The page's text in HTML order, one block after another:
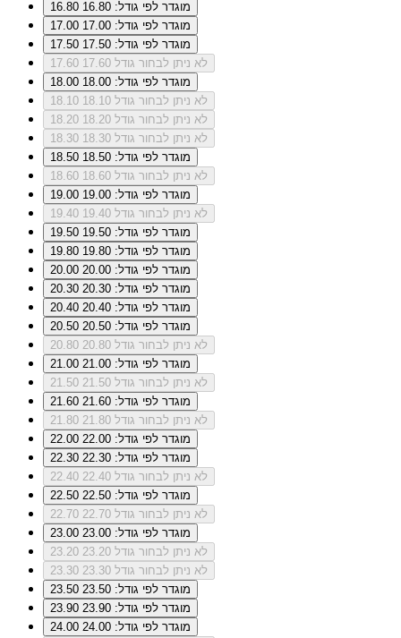
16.80
מוגדר לפי גודל: 16.80
17.00
מוגדר לפי גודל: 17.00
17.50
מוגדר לפי גודל: 17.50
17.60
לא ניתן לבחור גודל 17.60
18.00
מוגדר לפי גודל: 18.00
18.10
לא ניתן לבחור גודל 18.10
18.20
לא ניתן לבחור גודל 18.20
18.30
לא ניתן לבחור גודל 18.30
18.50
מוגדר לפי גודל: 18.50
18.60
לא ניתן לבחור גודל 18.60
19.00
מוגדר לפי גודל: 19.00
19.40
לא ניתן לבחור גודל 19.40
19.50
מוגדר לפי גודל: 19.50
19.80
מוגדר לפי גודל: 19.80
20.00
מוגדר לפי גודל: 20.00
20.30
מוגדר לפי גודל: 20.30
20.40
מוגדר לפי גודל: 20.40
20.50
מוגדר לפי גודל: 20.50
20.80
לא ניתן לבחור גודל 20.80
21.00
מוגדר לפי גודל: 21.00
21.50
לא ניתן לבחור גודל 21.50
21.60
מוגדר לפי גודל: 21.60
21.80
לא ניתן לבחור גודל 21.80
22.00
מוגדר לפי גודל: 22.00
22.30
מוגדר לפי גודל: 22.30
22.40
לא ניתן לבחור גודל 22.40
22.50
מוגדר לפי גודל: 22.50
22.70
לא ניתן לבחור גודל 22.70
23.00
מוגדר לפי גודל: 23.00
23.20
לא ניתן לבחור גודל 23.20
23.30
לא ניתן לבחור גודל 23.30
23.50
מוגדר לפי גודל: 23.50
23.90
מוגדר לפי גודל: 23.90
24.00
מוגדר לפי גודל: 24.00